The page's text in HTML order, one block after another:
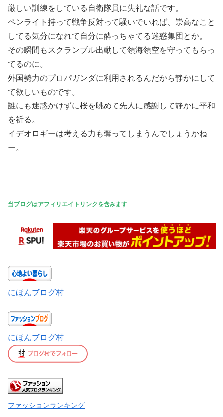
厳しい訓練をしている自衛隊員に失礼な話です。
ペンライト持って戦争反対って騒いでいれば、崇高なこと
してる気分になれて自分に酔っちゃてる迷惑集団とか。
その瞬間もスクランブル出動して領海領空を守ってもらっ
てるのに。
外国勢力のプロパガンダに利用されるんだから静かにして
て欲しいものです。
誰にも迷惑かけずに桜を眺めて先人に感謝して静かに平和
を祈る。
イデオロギーは考える力も奪ってしまうんでしょうかね
ー。
当ブログはアフィリエイトリンクを含みます
にほんブログ村
にほんブログ村
ファッションランキング